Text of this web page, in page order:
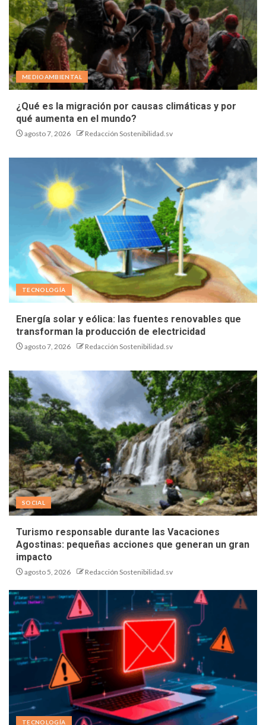
MEDIOAMBIENTAL
¿Qué es la migración por causas climáticas y por
qué aumenta en el mundo?
agosto 7, 2026 Redacción Sostenibilidad.sv
TECNOLOGÍA
Energía solar y eólica: las fuentes renovables que
transforman la producción de electricidad
agosto 7, 2026 Redacción Sostenibilidad.sv
SOCIAL
Turismo responsable durante las Vacaciones
Agostinas: pequeñas acciones que generan un gran
impacto
agosto 5, 2026 Redacción Sostenibilidad.sv
TECNOLOGÍA